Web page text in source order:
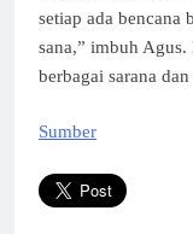
setiap ada bencana
sana,” imbuh
berbagai sarana
Sumber